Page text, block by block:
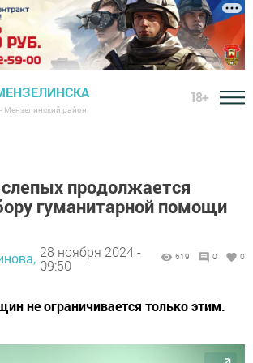
Мензелинский район
18+
продолжается
гуманитарной помощи
28 ноября 2024 -
09:50
619 0 0
не ограничивается только этим.